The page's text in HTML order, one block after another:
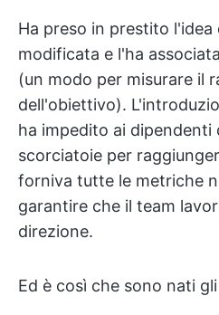
Ha preso in prestito
modificata e l'ha
(un modo per misurare il
dell'obiettivo).
ha impedito ai dipendenti
scorciatoie per
forniva tutte le metriche
garantire che il team
direzione.
Ed è così che sono nati